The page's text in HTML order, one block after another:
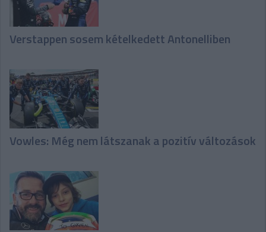
Verstappen sosem kételkedett Antonelliben
Vowles: Még nem látszanak a pozitív változások